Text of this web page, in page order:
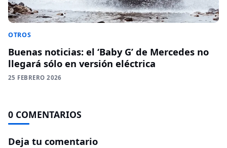
OTROS
Buenas noticias: el ‘Baby G’ de Mercedes no
llegará sólo en versión eléctrica
25 FEBRERO 2026
0 COMENTARIOS
Deja tu comentario